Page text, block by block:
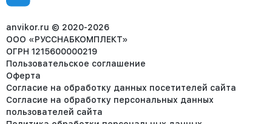
8 (953) 455-25-61
anvikor.ru © 2020-2026
ООО «РУССНАБКОМПЛЕКТ»
ОГРН 1215600000219
Пользовательское соглашение
Оферта
Согласие на обработку данных посетителей сайта
Согласие на обработку персональных данных
пользователей сайта